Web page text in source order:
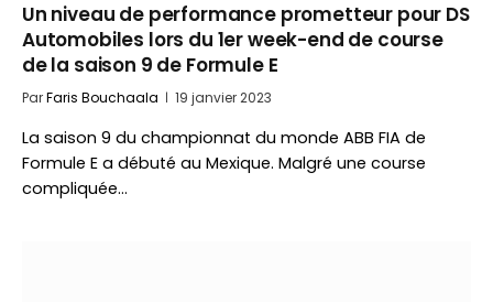
Un niveau de performance prometteur pour DS
Automobiles lors du 1er week-end de course
de la saison 9 de Formule E
ParFaris Bouchaala 19 janvier 2023
La saison 9 du championnat du monde ABB FIA de
Formule E a débuté au Mexique. Malgré une course
compliquée…